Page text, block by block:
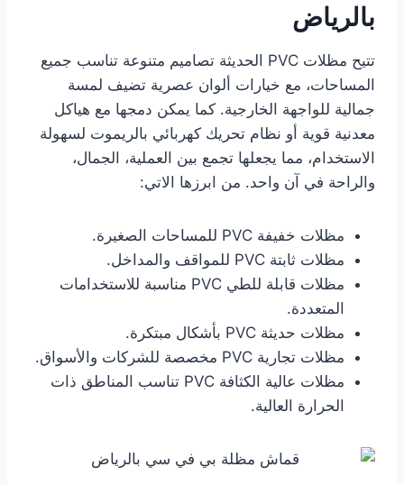
بالرياض
تتيح مظلات PVC الحديثة تصاميم متنوعة تناسب جميع
المساحات، مع خيارات ألوان عصرية تضيف لمسة
جمالية للواجهة الخارجية. كما يمكن دمجها مع هياكل
معدنية قوية أو نظام تحريك كهربائي بالريموت لسهولة
الاستخدام، مما يجعلها تجمع بين العملية، الجمال،
والراحة في آن واحد. من ابرزها الاتي:
مظلات خفيفة PVC للمساحات الصغيرة.
مظلات ثابتة PVC للمواقف والمداخل.
مظلات قابلة للطي PVC مناسبة للاستخدامات
المتعددة.
مظلات حديثة PVC بأشكال مبتكرة.
مظلات تجارية PVC مخصصة للشركات والأسواق.
مظلات عالية الكثافة PVC تناسب المناطق ذات
الحرارة العالية.